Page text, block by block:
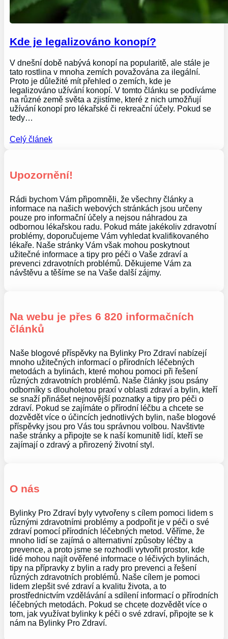
Kde je legalizováno konopí?
V dnešní době nabývá konopí na popularitě, ale stále je
tato rostlina v mnoha zemích považována za ilegální.
Proto je důležité mít přehled o zemích, kde je
legalizováno užívání konopí. V tomto článku se podíváme
na různé země světa a zjistíme, které z nich umožňují
užívání konopí pro lékařské či rekreační účely. Pokud se
tedy…
Celý článek
Upozornění!
Rádi bychom Vám připomněli, že všechny články a
informace na našich webových stránkách jsou určeny
pouze pro informační účely a nejsou náhradou za
odbornou lékařskou radu. Pokud máte jakékoliv zdravotní
problémy, doporučujeme Vám vyhledat kvalifikovaného
lékaře. Naše stránky Vám však mohou poskytnout
užitečné informace a tipy pro péči o Vaše zdraví a
prevenci zdravotních problémů. Děkujeme Vám za
návštěvu a těšíme se na Vaše další zájmy.
Na webu je přes 6 820 informačních
článků
Naše blogové příspěvky na Bylinky Pro Zdraví nabízejí
mnoho užitečných informací o přírodních léčebných
metodách a bylinách, které mohou pomoci při řešení
různých zdravotních problémů. Naše články jsou psány
odborníky s dlouholetou praxí v oblasti zdraví a bylin, kteří
se snaží přinášet nejnovější poznatky a tipy pro péči o
zdraví. Pokud se zajímáte o přírodní léčbu a chcete se
dozvědět více o účincích jednotlivých bylin, naše blogové
příspěvky jsou pro Vás tou správnou volbou. Navštivte
naše stránky a připojte se k naší komunitě lidí, kteří se
zajímají o zdravý a přirozený životní styl.
O nás
Bylinky Pro Zdraví byly vytvořeny s cílem pomoci lidem s
různými zdravotními problémy a podpořit je v péči o své
zdraví pomocí přírodních léčebných metod. Věříme, že
mnoho lidí se zajímá o alternativní způsoby léčby a
prevence, a proto jsme se rozhodli vytvořit prostor, kde
lidé mohou najít ověřené informace o léčivých bylinách,
tipy na přípravky z bylin a rady pro prevenci a řešení
různých zdravotních problémů. Naše cílem je pomoci
lidem zlepšit své zdraví a kvalitu života, a to
prostřednictvím vzdělávání a sdílení informací o přírodních
léčebných metodách. Pokud se chcete dozvědět více o
tom, jak využívat bylinky k péči o své zdraví, připojte se k
nám na Bylinky Pro Zdraví.